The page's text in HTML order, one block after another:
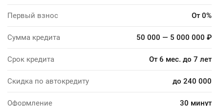
Первый взнос От 0%
Сумма кредита 50 000 — 5 000 000 ₽
Срок кредита От 6 мес. до 7 лет
Скидка по автокредиту до 240 000
Оформление 30 минут